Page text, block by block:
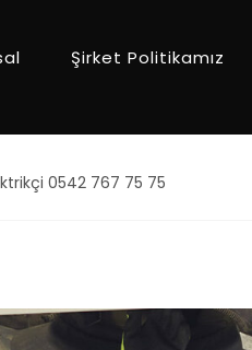
Şirket Politikamız
0542 767 75 75